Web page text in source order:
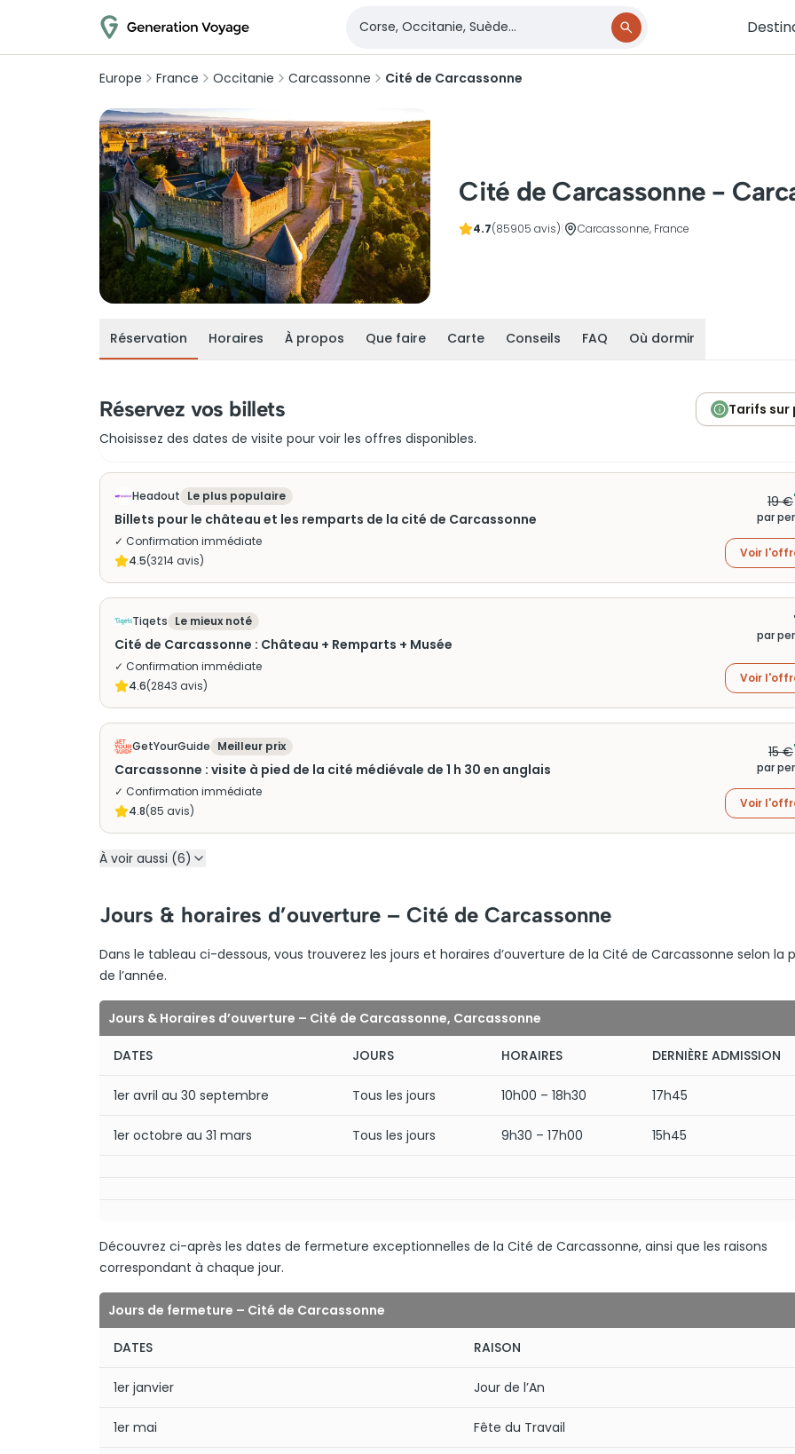
Europe France Occitanie Carcassonne Cité de Carcassonne
Cité de Carcassonne -
4.7(85905 avis) Carcassonne, France
Réservation Horaires À propos Que faire Carte Conseils FAQ Où dormir
Réservez vos billets
Choisissez des dates de visite pour voir les offres disponibles.
Tarifs sur
Headout Le plus populaire
Billets pour le château et les remparts de la cité de Carcassonne
✓ Confirmation immédiate
4.5(3214avis)
19 €
par
Voir
Tiqets Le mieux noté
Cité de Carcassonne : Château + Remparts + Musée
✓ Confirmation immédiate
4.6(2843 avis)
par
Voir
GetYourGuide Meilleur prix
Carcassonne : visite à pied de la cité médiévale de 1 h 30 en anglais
✓ Confirmation immédiate
4.8(85 avis)
15 €
par
Voir
À voir aussi (6)
Jours & horaires d’ouverture – Cité de Carcassonne
Dans le tableau ci-dessous, vous trouverez les jours et horaires d’ouverture de la Cité de Carcassonne selon la
de l’année.
Jours & Horaires d’ouverture – Cité de Carcassonne, Carcassonne
DATES JOURS HORAIRES DERNIÈRE ADMISSION
1er avril au 30 septembre Tous les jours 10h00 – 18h30 17h45
1er octobre au 31 mars Tous les jours 9h30 – 17h00 15h45
Découvrez ci-après les dates de fermeture exceptionnelles de la Cité de Carcassonne, ainsi que les raisons
correspondant à chaque jour.
Jours de fermeture – Cité de Carcassonne
DATES RAISON
1er janvier Jour de l’An
1er mai Fête du Travail